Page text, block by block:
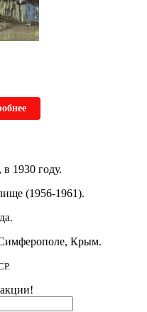
1930 году.
(1956-1961).
Крым.